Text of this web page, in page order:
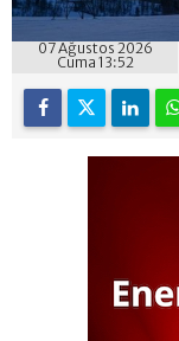
07 Ağustos 2026
Cuma 13:52